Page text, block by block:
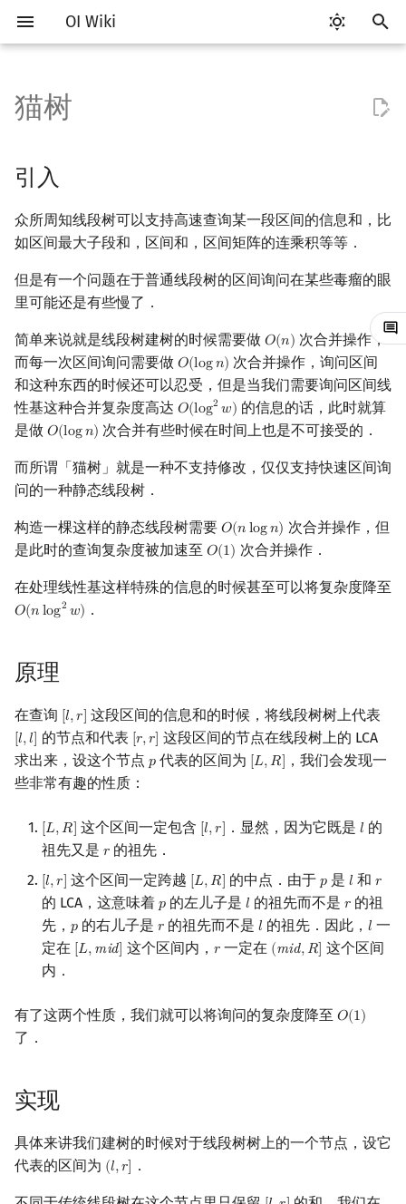
OI Wiki
入
以
始
搜
Getting Started
关于本项目
如何参与
OI Wiki 不是什么
格式手册
数学符号表
F.A.Q.
镜像站列表
致谢
比赛相关简介
赛事
题型
学习路线
学习资源
技巧
常见错误
常见技巧
出题
工具软件简介
代码编辑工具
VS Code
Atom
Notepad++
Kate
Dev-C++
CLion
Geany
Code::Blocks
评测工具 Cena
CCR Plus
命令行
命令行编译与调试
编译器
WSL (Windows 10)
Special Judge
Testlib
Generator
Validator
Checker
Polygon
LaTeX 入门
语言基础简介
C++ 基础
变量
运算
高级数据类型
函数
文件操作
C++ 标准库 STL 算法
bitset
pair
C++ 进阶
值类别
重载运算符
常量
新版 C++ 特性
Lambda 表达式
pb_ds
编译优化
C++ 与其他常用语言的区别
Pascal 转 C++ 急救
Python 速成
Java 速成
Java 进阶
算法基础简介
复杂度
枚举
模拟
递归 & 分治
贪心
排序
冒泡排序
插入排序
基数排序
快速排序
归并排序
堆排序
桶排序
排序应用
前缀和 & 差分
二分
倍增
搜索部分简介
DFS（搜索）
BFS（搜索）
双向搜索
启发式搜索
A*
迭代加深搜索
IDA*
回溯法
Dancing Links
优化
动态规划部分简介
动态规划基础
记忆化搜索
背包 DP
区间 DP
DAG 上的 DP
树形 DP
状压 DP
数位 DP
插头 DP
动态 DP
DP 优化
斜率优化
四边形不等式优化
WQS 二分
状态设计优化
其它 DP 方法
字符串部分简介
字符串基础
标准库
字符串匹配
字符串哈希
字典树 (Trie)
前缀函数与 KMP 算法
Boyer–Moore 算法
Z 函数（扩展 KMP）
AC 自动机
后缀自动机 (SAM)
后缀树
Manacher
回文树
序列自动机
最小表示法
Lyndon 分解
Main–Lorentz 算法
数学部分简介
布尔代数
数字系统 平衡三进制
格雷码
位操作
二进制集合操作
高精度计算
快速幂
置换和排列
弧度制与坐标系
复数
素数
最大公约数
筛法
分解质因数
裴蜀定理 & 一次不定方程
费马小定理 & 欧拉定理
模逆元
卢卡斯定理
二次剩余
阶 & 原根
离散对数
数论分块
杜教筛
多项式与生成函数
快速傅里叶变换
快速数论变换
Chirp Z 变换
多项式牛顿迭代
多项式多点求值|快速插值
多项式初等函数
常系数齐次线性递推
普通生成函数
容斥原理
斐波那契数列
卡特兰数
斯特林数
贝尔数
伯努利数
Entringer Number
图论计数
内积和外积
矩阵
行列式
线性空间
线性基
线性映射
特征多项式
线性规划
抽象代数
环论
域论
概率论
随机变量
随机变量的数字特征
博弈论
零和游戏
非公平组合游戏
数值算法
高斯消元
牛顿迭代法
序理论
杨氏矩阵
Berlekamp–Massey 算法
并查集
并查集复杂度
堆简介
二叉堆
配对堆
左偏树
分块思想
块状数组
块状链表
树分块
Sqrt Tree
引入
原理
实现
堆式建树
参考
二叉搜索树 & 平衡树
Treap
Splay 树
WBLT
替罪羊树
笛卡尔树
Size Balanced Tree
AVL 树
红黑树
左偏红黑树
可持久化数据结构简介
可持久化线段树
可持久化块状数组
可持久化平衡树
可持久化字典树
可持久化可并堆
线段树套线段树
平衡树套线段树
线段树套平衡树
树状数组套权值线段树
分块套树状数组
Link Cut Tree
全局平衡二叉树
Euler Tour Tree
Top Tree
图论部分简介
图论相关概念
图的存储
DFS（图论）
BFS（图论）
树上问题
树的中心
树的重心
树链剖分
树上启发式合并
虚树
树分治
动态树分治
有向无环图
拓扑排序
最短路问题
k 短路
同余最短路
生成树问题
最小直径生成树
拆点
割点和桥
圆方树
最小环
2-SAT
欧拉图
哈密顿图
二分图
平面图
弦图
网络流
最小割
费用流
Stoer–Wagner 算法
图的匹配
二分图最大权匹配
一般图最大匹配
稳定匹配
计算几何部分简介
二维计算几何基础
三维计算几何基础
距离
Pick 定理
三角剖分
凸包
扫描线
旋转卡壳
半平面交
随机增量法
杂项简介
离散化
双指针
离线算法
整体二分
莫队算法
分数规划
随机化
爬山算法
模拟退火
悬线法
有限状态自动机
计算理论基础
字节顺序
表达式求值
Garsia–Wachs 算法
15-puzzle
Kahan 求和
珂朵莉树/颜色段均摊
空间优化简介
RMQ
并查集应用
括号序列
线段树与离线询问
猫树
引入
众所周知线段树可以支持高速查询某一段区间的信息和，比
如区间最大子段和，区间和，区间矩阵的连乘积等等．
但是有一个问题在于普通线段树的区间询问在某些毒瘤的眼
里可能还是有些慢了．
简单来说就是线段树建树的时候需要做 𝑂(𝑛)
O(n) 次合并操作，
而每一次区间询问需要做 𝑂(log𝑛)
O(logn) 次合并操作，询问区间
和这种东西的时候还可以忍受，但是当我们需要询问区间线
性基这种合并复杂度高达 𝑂(log2 𝑤)
O(log2 w) 的信息的话，此时就算
是做 𝑂(log𝑛)
O(logn) 次合并有些时候在时间上也是不可接受的．
而所谓「猫树」就是一种不支持修改，仅仅支持快速区间询
问的一种静态线段树．
构造一棵这样的静态线段树需要 𝑂(𝑛log𝑛)
O(nlogn)
次合并操作，但
是此时的查询复杂度被加速至 𝑂(1)
O(1) 次合并操作．
在处理线性基这样特殊的信息的时候甚至可以将复杂度降至
𝑂(𝑛log2 𝑤)
O(nlog2w) ．
原理
在查询 [𝑙,𝑟]
[l,r] 这段区间的信息和的时候，将线段树树上代表
[𝑙,𝑙]
[l,l] 的节点和代表 [𝑟,𝑟]
[r,r] 这段区间的节点在线段树上的 LCA
求出来，设这个节点 𝑝
p 代表的区间为 [𝐿,𝑅]
[L,R]
，我们会发现一
些非常有趣的性质：
[𝐿,𝑅]
[L,R] 这个区间一定包含 [𝑙,𝑟]
[l,r] ．显然，因为它既是 𝑙l 的
祖先又是 𝑟
r 的祖先．
[𝑙,𝑟]
[l,r] 这个区间一定跨越 [𝐿,𝑅]
[L,R] 的中点．由于 𝑝
p 是𝑙l 和 𝑟
r
的 LCA，这意味着 𝑝
p 的左儿子是𝑙l 的祖先而不是 𝑟
r 的祖
先， 𝑝
p 的右儿子是𝑟
r 的祖先而不是𝑙l 的祖先．因此，𝑙l 一
定在 [𝐿,mid]
[L,mid] 这个区间内， 𝑟
r 一定在 (mid,𝑅]
(mid,R] 这个区间
内．
有了这两个性质，我们就可以将询问的复杂度降至 𝑂(1)
O(1)
了．
实现
具体来讲我们建树的时候对于线段树树上的一个节点，设它
代表的区间为 (𝑙,𝑟]
(l,r] ．